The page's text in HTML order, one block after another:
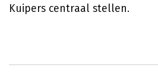
Kuipers centraal stellen.